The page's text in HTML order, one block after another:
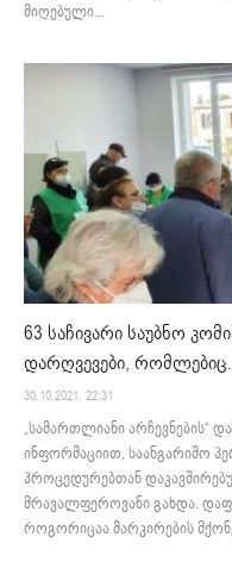
მიღებული...
63 საჩივარი საუბნო
დარღვევები,
30.10.2021. 22:31
„სამართლიანი არჩევნების“
ინფორმაციით, საანგარიშო
პროცედურებთან
მრავალფეროვანი გახდა.
როგორიცაა მარკირების